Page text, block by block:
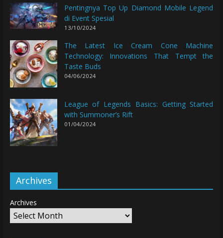
Pentingnya Top Up Diamond Mobile Legend
di Event Spesial
13/10/2024
The Latest Ice Cream Cone Machine
Technology: Innovations That Tempt the
Taste Buds
04/06/2024
League of Legends Basics: Getting Started
with Summoner’s Rift
01/04/2024
Archives
Archives